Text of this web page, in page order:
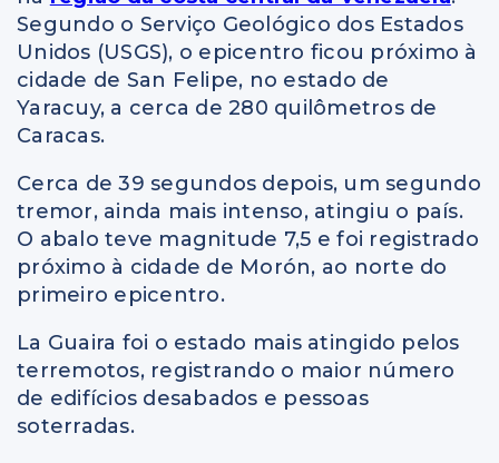
Segundo o Serviço Geológico dos Estados
Unidos (USGS), o epicentro ficou próximo à
cidade de San Felipe, no estado de
Yaracuy, a cerca de 280 quilômetros de
Caracas.
Cerca de 39 segundos depois, um segundo
tremor, ainda mais intenso, atingiu o país.
O abalo teve magnitude 7,5 e foi registrado
próximo à cidade de Morón, ao norte do
primeiro epicentro.
La Guaira foi o estado mais atingido pelos
terremotos, registrando o maior número
de edifícios desabados e pessoas
soterradas.